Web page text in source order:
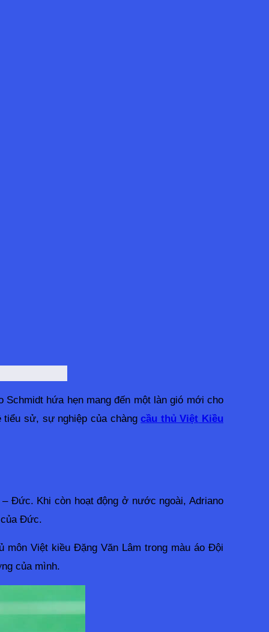
hứa hẹn mang đến một làn gió mới cho
sử, sự nghiệp của chàng cầu thủ Việt Kiều
Đức. Khi còn hoạt động ở nước ngoài, Adriano
của Đức.
môn Việt kiều Đặng Văn Lâm trong màu áo Đội
của mình.